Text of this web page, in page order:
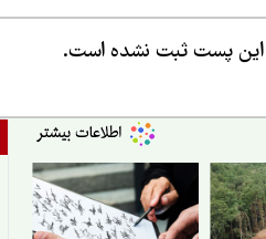
این پست ثبت نشده است.